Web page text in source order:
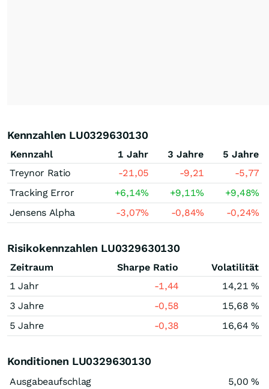
Kennzahlen LU0329630130
Kennzahl 1 Jahr 3 Jahre
5 Jahre
Treynor Ratio
-21,05 -9,21
-5,77
Tracking Error
+6,14% +9,11% +9,48%
Jensens Alpha
-3,07% -0,84% -0,24%
Risikokennzahlen LU0329630130
Zeitraum Sharpe Ratio
Volatilität
1 Jahr
-1,44
14,21 %
3 Jahre
-0,58
15,68 %
5 Jahre
-0,38 16,64 %
Konditionen LU0329630130
Ausgabeaufschlag
5,00 %